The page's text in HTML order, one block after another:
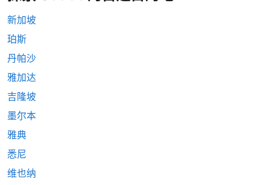
新加坡
珀斯
丹帕沙
雅加达
吉隆坡
墨尔本
雅典
悉尼
维也纳